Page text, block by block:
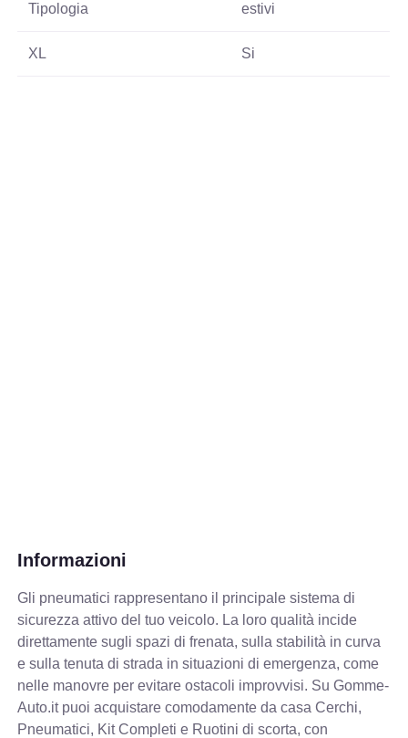
Tipologia estivi
XL Si
Informazioni
Gli pneumatici rappresentano il principale sistema di
sicurezza attivo del tuo veicolo. La loro qualità incide
direttamente sugli spazi di frenata, sulla stabilità in curva
e sulla tenuta di strada in situazioni di emergenza, come
nelle manovre per evitare ostacoli improvvisi. Su Gomme-
Auto.it puoi acquistare comodamente da casa Cerchi,
Pneumatici, Kit Completi e Ruotini di scorta, con